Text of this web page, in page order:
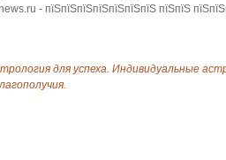
- пїЅпїЅпїЅпїЅпїЅпїЅпїЅ пїЅпїЅ